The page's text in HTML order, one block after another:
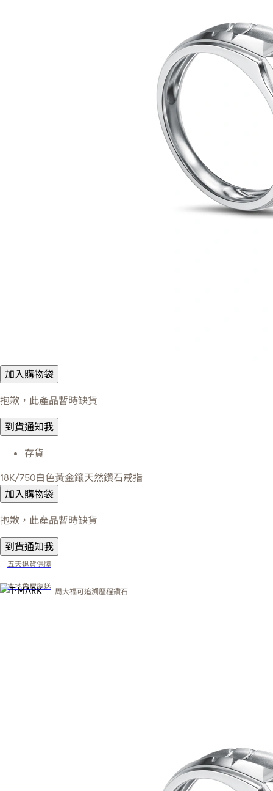
加入購物袋
抱歉，此產品暫時缺貨
到貨通知我
存貨
18K/750白色黃金鑲天然鑽石戒指
加入購物袋
抱歉，此產品暫時缺貨
到貨通知我
五天退貨保障
本地免費運送
周大福可追溯歷程鑽石